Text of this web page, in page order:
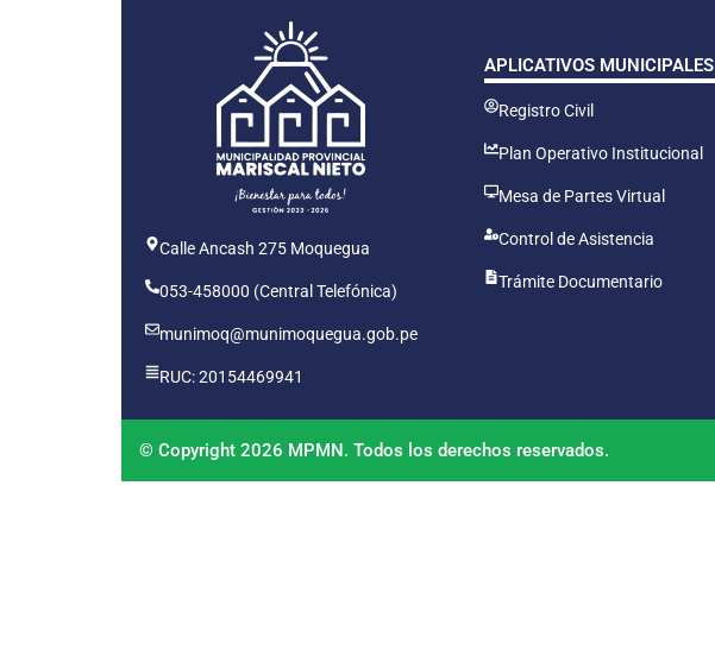
Calle Ancash 275 Moquegua
053-458000 (Central Telefónica)
munimoq@munimoquegua.gob.pe
RUC: 20154469941
APLICATIVOS MUNICIPALES
Registro Civil
Plan Operativo Institucional
Mesa de Partes Virtual
Control de Asistencia
Trámite Documentario
© Copyright 2026 MPMN. Todos los derechos reservados.